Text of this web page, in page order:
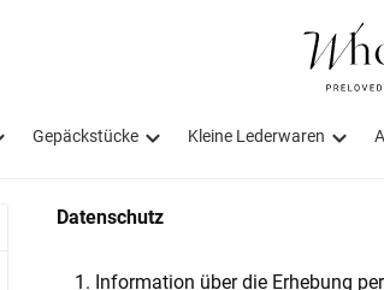
Gepäckstücke Kleine Lederwaren
Datenschutz
Information über die Erhebung